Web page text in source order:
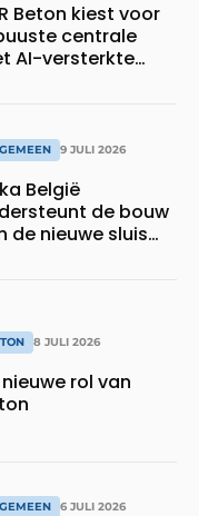
Beton kiest voor
centrale
AI-versterkte
9 JULI 2026
België
de bouw
de nieuwe sluis
8 JULI 2026
nieuwe rol van
6 JULI 2026